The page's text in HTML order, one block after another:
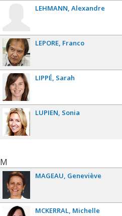
LEHMANN Alexandre
LEPORE Franco
LIPPÉ Sarah
LUPIEN Sonia
M
MAGEAU Geneviève
MCKERRAL Michelle